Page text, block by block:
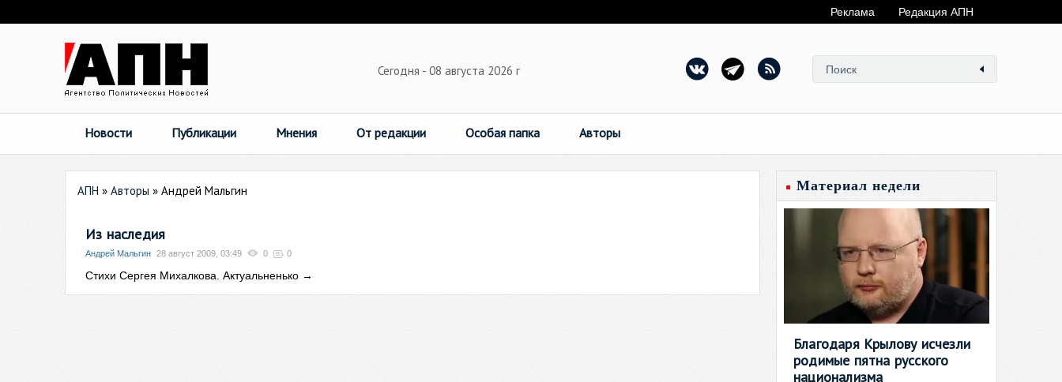
Реклама Редакция АПН
Сегодня - 08 августа 2026 г
Новости Публикации Мнения От редакции Особая папка Авторы
АПН » Авторы » Андрей Мальгин
Из наследия
Андрей Мальгин 28 август 2009, 03:49 0 0
Стихи Сергея Михалкова. Актуальненько →
Материал недели
Благодаря Крылову исчезли
родимые пятна русского
национализма